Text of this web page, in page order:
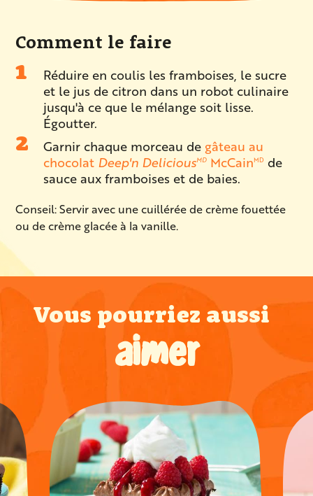
Comment le faire
Réduire en coulis les framboises, le sucre
et le jus de citron dans un robot culinaire
jusqu'à ce que le mélange soit lisse.
Égoutter.
Garnir chaque morceau de gâteau au
chocolat Deep'n DeliciousMD McCainMD de
sauce aux framboises et de baies.
Conseil: Servir avec une cuillérée de crème fouettée
ou de crème glacée à la vanille.
Vous pourriez aussi
aimer